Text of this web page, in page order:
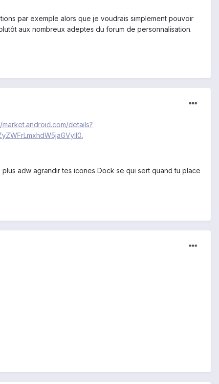
par exemple alors que je voudrais simplement pouvoir
aux nombreux adeptes du forum de personnalisation.
market.android.com/details?
adw agrandir tes icones Dock se qui sert quand tu place